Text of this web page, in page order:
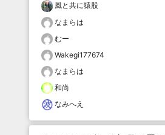
風と共に猿股
なまらは
むー
Wakegi177674
なまらは
和尚
なみへえ